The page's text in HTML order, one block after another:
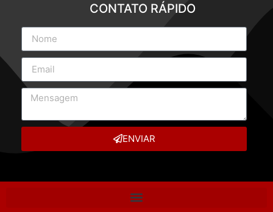
CONTATO RÁPIDO
ENVIAR